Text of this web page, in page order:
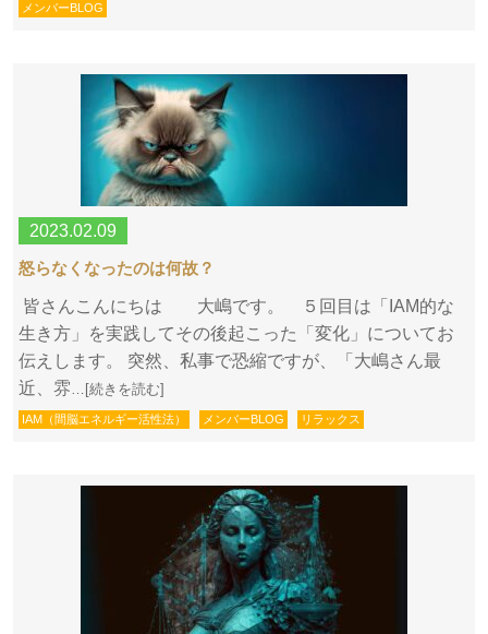
メンバーBLOG
2023.02.09
怒らなくなったのは何故？
皆さんこんにちは 大嶋です。 ５回目は「IAM的な
生き方」を実践してその後起こった「変化」についてお
伝えします。 突然、私事で恐縮ですが、「大嶋さん最
近、雰…[続きを読む]
IAM（間脳エネルギー活性法） メンバーBLOG リラックス